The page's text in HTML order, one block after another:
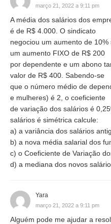
março 21, 2022 a 9:11 pm
A média dos salários dos
é de R$ 4.000. O sindicato
negociou um aumento de
um aumento FIXO de R$ 200
por dependente e um abono
valor de R$ 400. Sabendo-se
que o número médio de
e mulheres) é 2, o coeficiente
de variação dos salários é
salários é simétrica calcule:
a) a variância dos salários
b) a nova média salarial dos
c) o Coeficiente de Variação
d) a mediana dos novos
Yara
março 21, 2022 a 9:11 pm
Alguém pode me ajudar a